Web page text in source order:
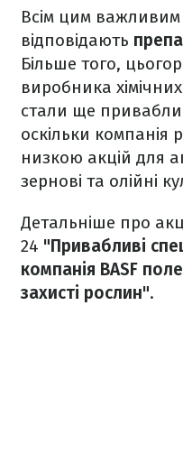
Всім цим важливим
відповідають
Більше того,
виробника
стали ще
оскільки компанія
низкою акцій для
зернові та олійні
Детальніше про
24 "Привабливі
компанія BASF
захисті рослин".